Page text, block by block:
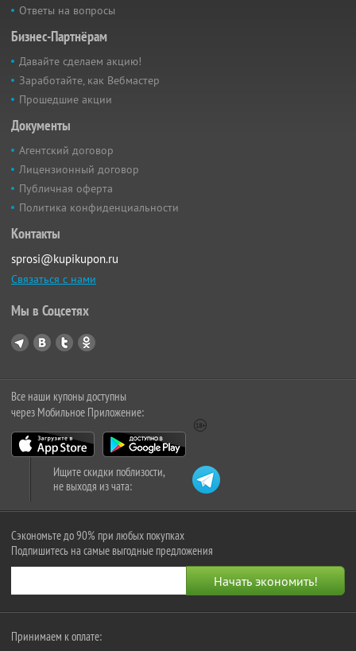
Ответы на вопросы
Бизнес-Партнёрам
Давайте сделаем акцию!
Заработайте, как Вебмастер
Прошедшие акции
Документы
Агентский договор
Лицензионный договор
Публичная оферта
Политика конфиденциальности
Контакты
sprosi@kupikupon.ru
Связаться с нами
Мы в Соцсетях
Все наши купоны доступны
через Мобильное Приложение:
Ищите скидки поблизости,
не выходя из чата:
Сэкономьте до 90% при любых покупках
Подпишитесь на самые выгодные предложения
Принимаем к оплате: